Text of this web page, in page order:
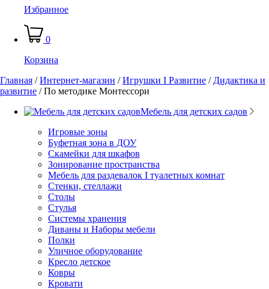
Избранное
0
Корзина
Главная /Интернет-магазин /Игрушки I Развитие / Дидактика и
развитие /По методике Монтессори
Мебель для детских садов
Игровые зоны
Буфетная зона в ДОУ
Скамейки для шкафов
Зонирование пространства
Мебель для раздевалок I туалетных комнат
Стенки, стеллажи
Столы
Стулья
Системы хранения
Диваны и Наборы мебели
Полки
Уличное оборудование
Кресло детское
Ковры
Кровати